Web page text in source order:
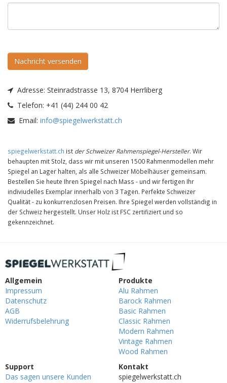
Nachricht versenden
Adresse: Steinradstrasse 13, 8704 Herrliberg
Telefon: +41 (44) 244 00 42
Email: info@spiegelwerkstatt.ch
spiegelwerkstatt.ch ist der Schweizer Rahmenspiegel-Hersteller. Wir
behaupten mit Stolz, dass wir mit unseren 1500 Rahmenmodellen mehr
Spiegel an Lager halten, als alle Schweizer Möbelhäuser gemeinsam.
Bestellen Sie heute Ihren Spiegel nach Mass - und wir fertigen Ihr
indiviudelles Exemplar innerhalb von 3 Tagen. Perfekte Schweizer
Qualität - zu konkurrenzlosen Preisen. Ihre Spiegel werden vollständig in
der Schweiz hergestellt. Unser Holz ist FSC zertifiziert und so
gekennzeichnet.
Allgemein
Impressum
Datenschutz
AGB
Widerrufsbelehrung
Produkte
Alu Rahmen
Barock Rahmen
Basic Rahmen
Classic Rahmen
Modern Rahmen
Vintage Rahmen
Wood Rahmen
Support
Das sagen unsere Kunden
Kontakt
spiegelwerkstatt.ch